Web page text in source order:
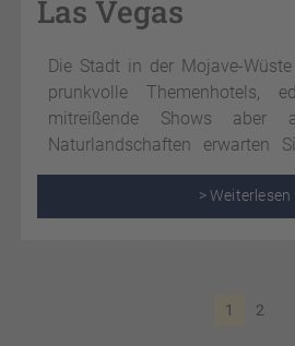
Las Vegas
Die Stadt in der Mojave-
prunkvolle Themenhotels,
mitreißende Shows aber
Naturlandschaften erwarten
Vegas Urlaub.
> Weiterlesen
1 2